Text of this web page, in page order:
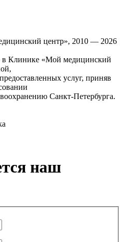
центр», 2010 — 2026
в Клинике «Мой медицинский
услуг, приняв
Санкт-Петербурга.
наш